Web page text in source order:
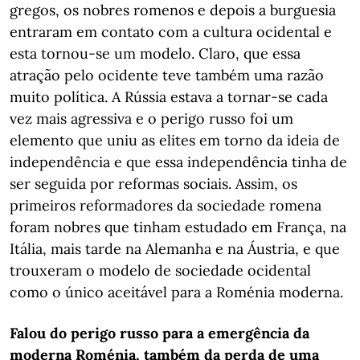
gregos, os nobres romenos e depois a burguesia
entraram em contato com a cultura ocidental e
esta tornou-se um modelo. Claro, que essa
atração pelo ocidente teve também uma razão
muito política. A Rússia estava a tornar-se cada
vez mais agressiva e o perigo russo foi um
elemento que uniu as elites em torno da ideia de
independência e que essa independência tinha de
ser seguida por reformas sociais. Assim, os
primeiros reformadores da sociedade romena
foram nobres que tinham estudado em França, na
Itália, mais tarde na Alemanha e na Áustria, e que
trouxeram o modelo de sociedade ocidental
como o único aceitável para a Roménia moderna.
Falou do perigo russo para a emergência da
moderna Roménia, também da perda de uma